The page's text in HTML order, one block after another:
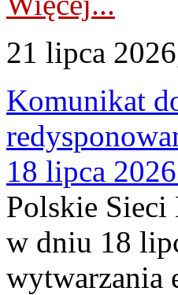
21 lipca
Komunikat
18 lipca
Polskie Sieci
w dniu 18
wytwarzania